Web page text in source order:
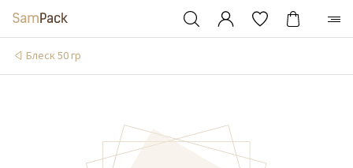
Блеск 50 гр